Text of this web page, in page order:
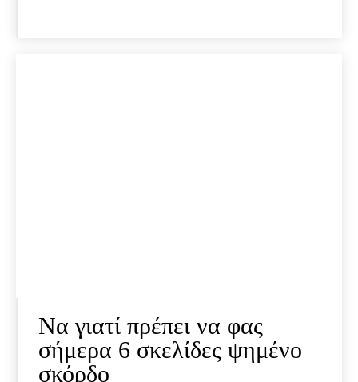
Να γιατί πρέπει να φας
σήμερα 6 σκελίδες ψημένο
σκόρδο